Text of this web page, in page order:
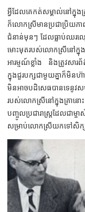
អ្វីដែលគេកត់សម្គាល់នៅក្នុង
ក៏លោកស្រីមានប្រជាប្រិយភា
ជំនាន់មុនៗ ដែលធ្លាប់ឈរឈ្
មោះមុតរបស់លោកស្រីនៅក្នុង
អារម្មណ៍ខ្លាំង និងត្រូវសា
ក្នុងជួរបក្សជាមួយគ្នាក៏មិ
មិនអាចបដិសេធបានទេនូវសម
របស់លោកស្រីនៅក្នុងគ្រានោ
បញ្ចូលប្រជារាស្ត្រដែលជ
សម្រាប់លោកស្រីយកទៅសិក្ស